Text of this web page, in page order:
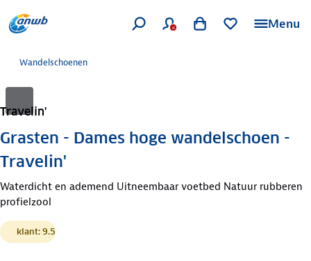
Menu
Wandelschoenen
Travelin'
Grasten - Dames hoge wandelschoen -
Travelin'
Waterdicht en ademend Uitneembaar voetbed Natuur rubberen
profielzool
klant: 9.5